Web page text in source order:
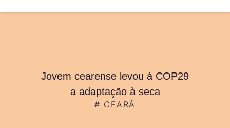
Jovem cearense levou à COP29
a adaptação à seca
# CEARÁ